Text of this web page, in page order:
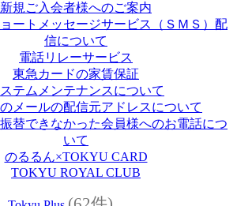
新規ご入会者様へのご案内
ートメッセージサービス（ＳＭＳ）配
信について
電話リレーサービス
東急カードの家賃保証
テムメンテナンスについて
メールの配信元アドレスについて
替できなかった会員様へのお電話につ
いて
のるるん×TOKYU CARD
TOKYU ROYAL CLUB